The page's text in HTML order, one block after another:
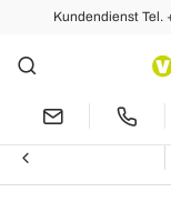
Kundendienst Tel.